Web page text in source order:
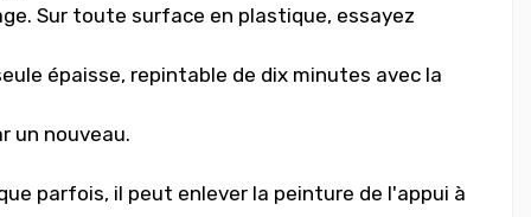
Sur toute surface en plastique, essayez
épaisse, repintable de dix minutes avec la
un nouveau.
parfois, il peut enlever la peinture de l'appui à